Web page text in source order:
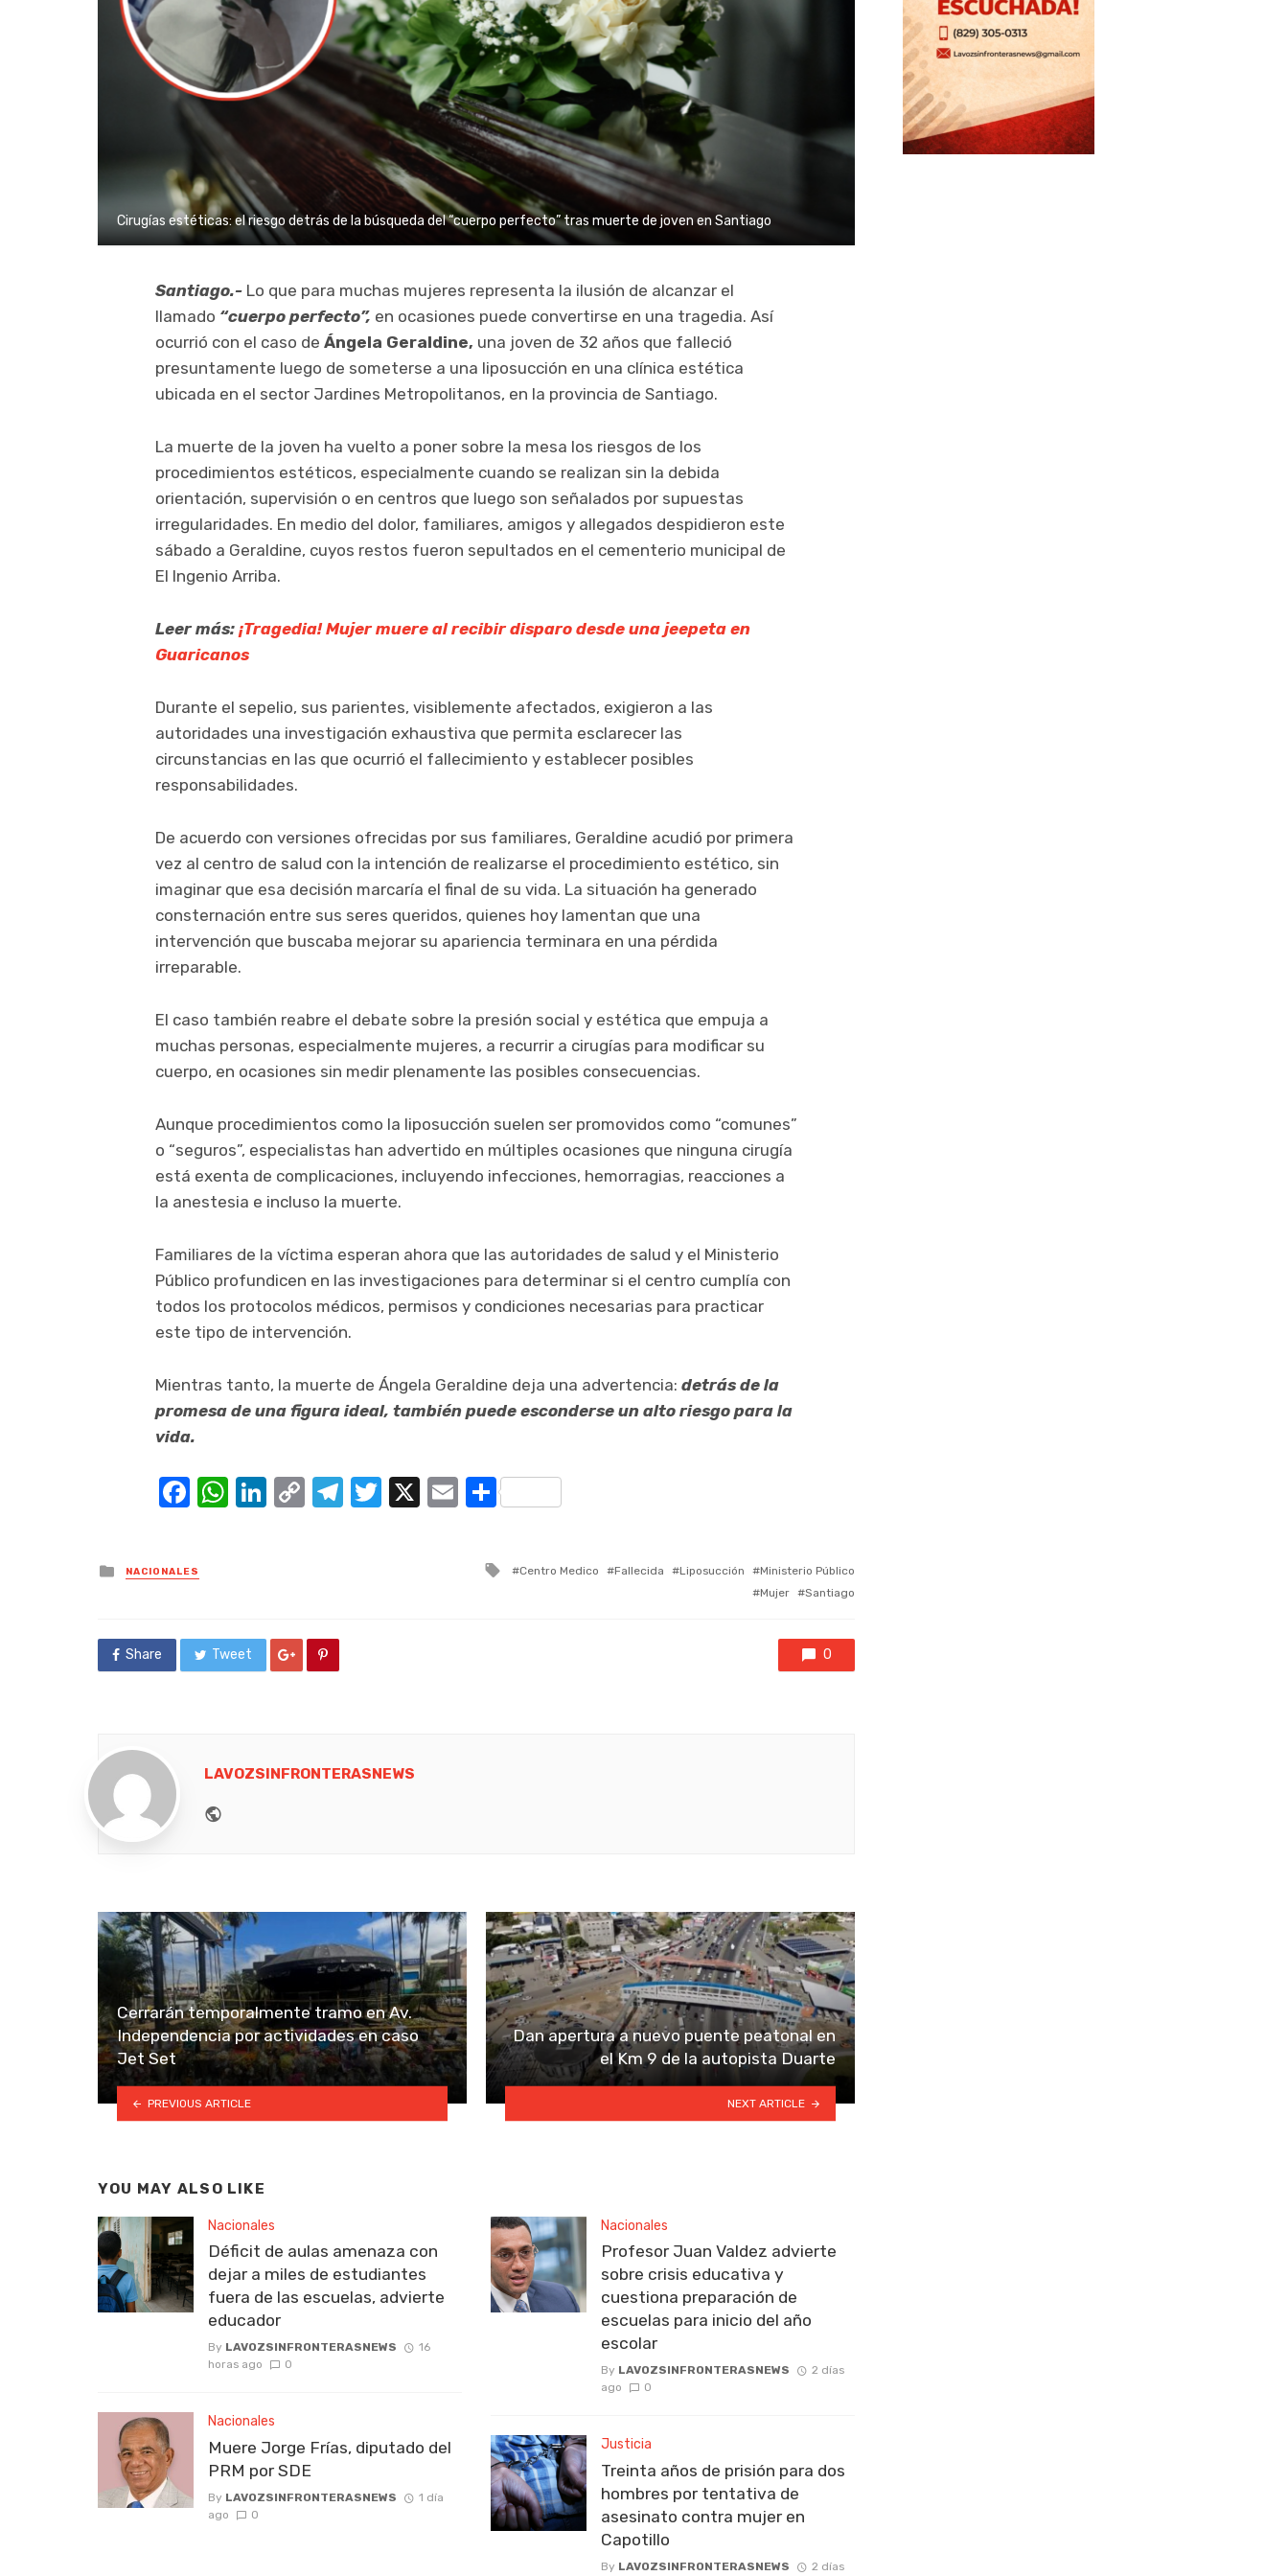
Cirugías estéticas: el riesgo detrás de la búsqueda del “cuerpo perfecto” tras muerte de joven en Santiago
Santiago.- Lo que para muchas mujeres representa la ilusión de alcanzar el
llamado “cuerpo perfecto”, en ocasiones puede convertirse en una tragedia. Así
ocurrió con el caso de Ángela Geraldine, una joven de 32 años que falleció
presuntamente luego de someterse a una liposucción en una clínica estética
ubicada en el sector Jardines Metropolitanos, en la provincia de Santiago.
La muerte de la joven ha vuelto a poner sobre la mesa los riesgos de los
procedimientos estéticos, especialmente cuando se realizan sin la debida
orientación, supervisión o en centros que luego son señalados por supuestas
irregularidades. En medio del dolor, familiares, amigos y allegados despidieron este
sábado a Geraldine, cuyos restos fueron sepultados en el cementerio municipal de
El Ingenio Arriba.
Leer más: ¡Tragedia! Mujer muere al recibir disparo desde una jeepeta en
Guaricanos
Durante el sepelio, sus parientes, visiblemente afectados, exigieron a las
autoridades una investigación exhaustiva que permita esclarecer las
circunstancias en las que ocurrió el fallecimiento y establecer posibles
responsabilidades.
De acuerdo con versiones ofrecidas por sus familiares, Geraldine acudió por primera
vez al centro de salud con la intención de realizarse el procedimiento estético, sin
imaginar que esa decisión marcaría el final de su vida. La situación ha generado
consternación entre sus seres queridos, quienes hoy lamentan que una
intervención que buscaba mejorar su apariencia terminara en una pérdida
irreparable.
El caso también reabre el debate sobre la presión social y estética que empuja a
muchas personas, especialmente mujeres, a recurrir a cirugías para modificar su
cuerpo, en ocasiones sin medir plenamente las posibles consecuencias.
Aunque procedimientos como la liposucción suelen ser promovidos como “comunes”
o “seguros”, especialistas han advertido en múltiples ocasiones que ninguna cirugía
está exenta de complicaciones, incluyendo infecciones, hemorragias, reacciones a
la anestesia e incluso la muerte.
Familiares de la víctima esperan ahora que las autoridades de salud y el Ministerio
Público profundicen en las investigaciones para determinar si el centro cumplía con
todos los protocolos médicos, permisos y condiciones necesarias para practicar
este tipo de intervención.
Mientras tanto, la muerte de Ángela Geraldine deja una advertencia: detrás de la
promesa de una figura ideal, también puede esconderse un alto riesgo para la
vida.
Facebook
WhatsApp
LinkedIn
CopyTelegram
Twitter
X EmailCompartir
Posted
in
NACIONALES
Tagged
Centro Medico Fallecida Liposucción
Ministerio Público
Mujer
Santiago
Share Tweet 0
LAVOZSINFRONTERASNEWS
Cerrarán temporalmente tramo en Av.
Independencia por actividades en caso
Jet Set
PREVIOUS ARTICLE
Dan apertura a nuevo puente peatonal en
el Km 9 de la autopista Duarte
NEXT ARTICLE
YOU MAY ALSO LIKE
Nacionales
Déficit de aulas amenaza con
dejar a miles de estudiantes
fuera de las escuelas, advierte
educador
By LAVOZSINFRONTERASNEWS
16
horas ago
0
Nacionales
Muere Jorge Frías, diputado del
PRM por SDE
By LAVOZSINFRONTERASNEWS
1 día
ago
0
Nacionales
Profesor Juan Valdez advierte
sobre crisis educativa y
cuestiona preparación de
escuelas para inicio del año
escolar
By LAVOZSINFRONTERASNEWS
2 días
ago
0
Justicia
Treinta años de prisión para dos
hombres por tentativa de
asesinato contra mujer en
Capotillo
By LAVOZSINFRONTERASNEWS 2 días